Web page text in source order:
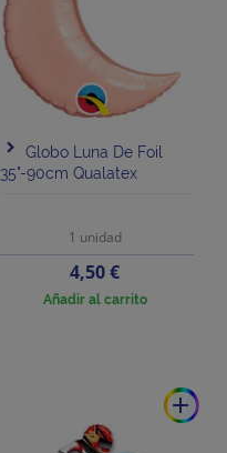
Globo Luna De Foil
35"-90cm Qualatex
1 unidad
Precio
4,50 €
Añadir al carrito
add